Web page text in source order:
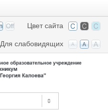
Цвет сайта
Для слабовидящих